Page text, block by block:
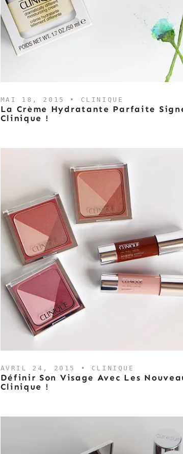
MAI 18, 2015 • CLINIQUE
La Crème Hydratante Parfaite
Clinique !
AVRIL 24, 2015 • CLINIQUE
Définir Son Visage Avec Les
Clinique !